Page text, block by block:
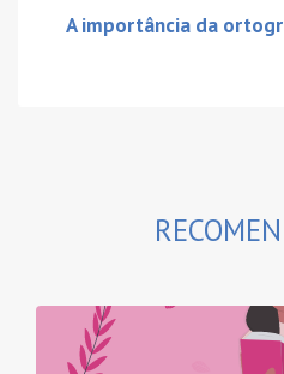
A importância da